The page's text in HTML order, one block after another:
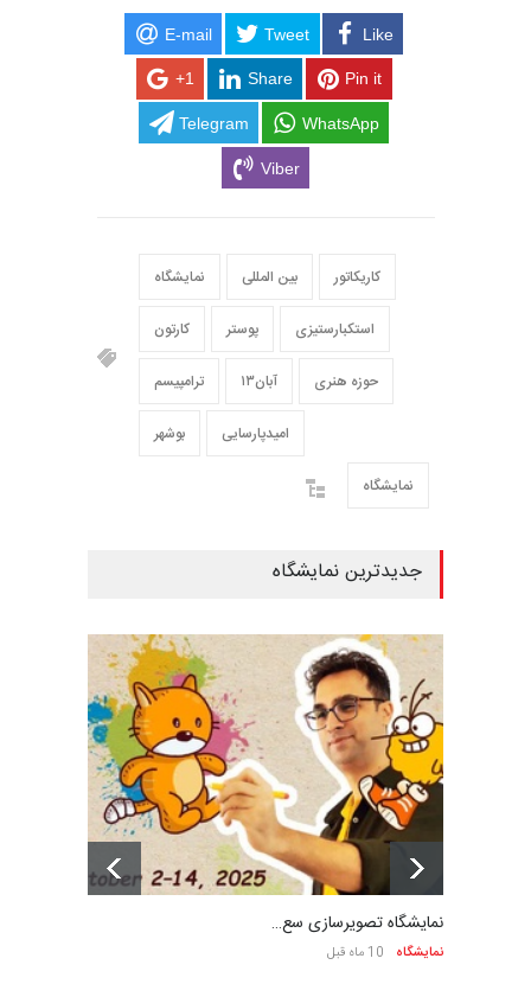
E-mail Tweet Like
+1 Share Pin it
Telegram WhatsApp
Viber
نمایشگاه بین المللی کاریکاتور
کارتون پوستر استکبارستیزی
ترامپیسم ۱۳آبان حوزه هنری
بوشهر امیدپارسایی
نمایشگاه
جدیدترین نمایشگاه
نمایشگاه تصویرسازی سع…
نمایشگاه 10 ماه قبل